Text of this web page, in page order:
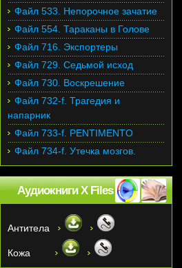
Файл 533. Непорочное зачатие
Файл 554. Тараканы в Голове
Файл 716. Экспортеры
Файл 729. Седьмой исход
Файл 730. Воскрешение
Файл 732-f. Трагедия и
напарник
Файл 733-f. PENTIMENTO
Файл 734-f. Утечка мозгов.
Аудиокниги X Files
Антитела
Кожа